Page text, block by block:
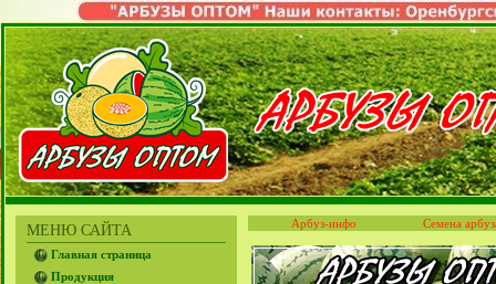
МЕНЮ САЙТА
Главная страница
Продукция
Арбуз-инфо Семена